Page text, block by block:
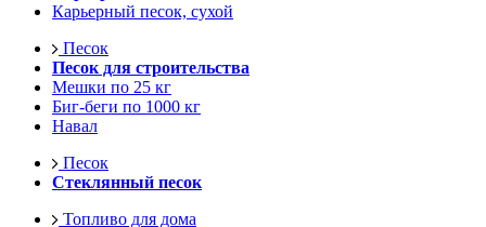
Карьерный песок, сухой
Песок
Песок для строительства
Мешки по 25 кг
Биг-беги по 1000 кг
Навал
Песок
Стеклянный песок
Топливо для дома